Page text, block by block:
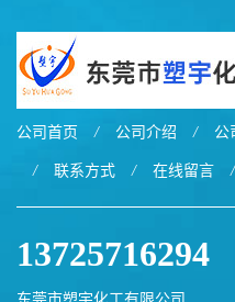
公司首页 / 公司介绍 / 公
/ 联系方式 / 在线留言 /
13725716294